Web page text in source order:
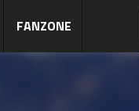
FANZONE